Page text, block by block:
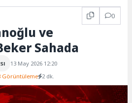
0
ve
Sahada
13 May 2026 12:20
Görüntüleme 2 dk.